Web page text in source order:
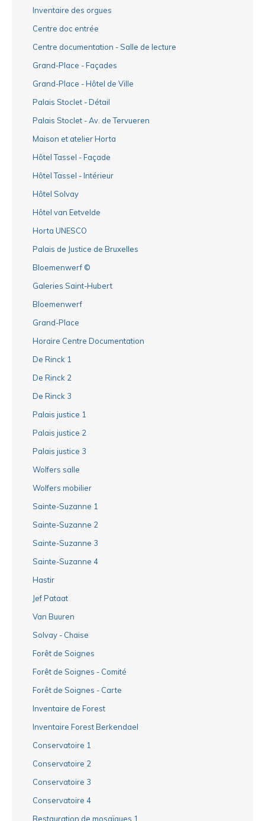
Inventaire des orgues
Centre doc entrée
Centre documentation - Salle de lecture
Grand-Place - Façades
Grand-Place - Hôtel de Ville
Palais Stoclet - Détail
Palais Stoclet - Av. de Tervueren
Maison et atelier Horta
Hôtel Tassel - Façade
Hôtel Tassel - Intérieur
Hôtel Solvay
Hôtel van Eetvelde
Horta UNESCO
Palais de Justice de Bruxelles
Bloemenwerf ©
Galeries Saint-Hubert
Bloemenwerf
Grand-Place
Horaire Centre Documentation
De Rinck 1
De Rinck 2
De Rinck 3
Palais justice 1
Palais justice 2
Palais justice 3
Wolfers salle
Wolfers mobilier
Sainte-Suzanne 1
Sainte-Suzanne 2
Sainte-Suzanne 3
Sainte-Suzanne 4
Hastir
Jef Pataat
Van Buuren
Solvay - Chaise
Forêt de Soignes
Forêt de Soignes - Comité
Forêt de Soignes - Carte
Inventaire de Forest
Inventaire Forest Berkendael
Conservatoire 1
Conservatoire 2
Conservatoire 3
Conservatoire 4
Restauration de mosaïques 1